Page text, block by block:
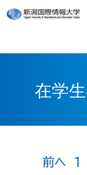
在学
前へ 1